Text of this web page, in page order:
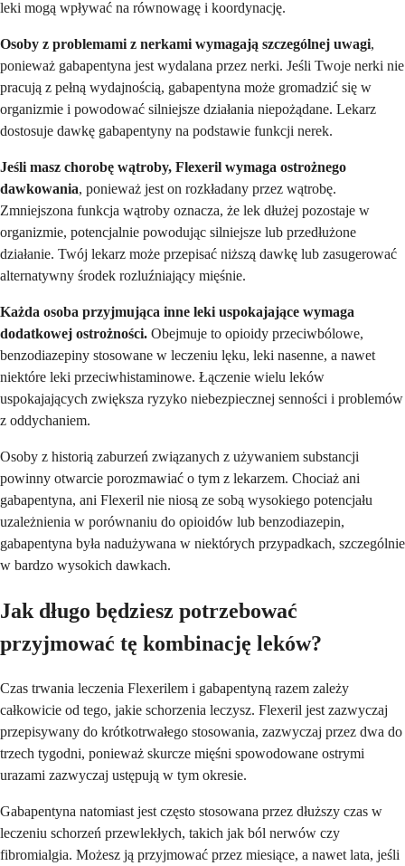
leki mogą wpływać na równowagę i koordynację.
Osoby z problemami z nerkami wymagają szczególnej uwagi,
ponieważ gabapentyna jest wydalana przez nerki. Jeśli Twoje nerki nie
pracują z pełną wydajnością, gabapentyna może gromadzić się w
organizmie i powodować silniejsze działania niepożądane. Lekarz
dostosuje dawkę gabapentyny na podstawie funkcji nerek.
Jeśli masz chorobę wątroby, Flexeril wymaga ostrożnego
dawkowania, ponieważ jest on rozkładany przez wątrobę.
Zmniejszona funkcja wątroby oznacza, że lek dłużej pozostaje w
organizmie, potencjalnie powodując silniejsze lub przedłużone
działanie. Twój lekarz może przepisać niższą dawkę lub zasugerować
alternatywny środek rozluźniający mięśnie.
Każda osoba przyjmująca inne leki uspokajające wymaga
dodatkowej ostrożności. Obejmuje to opioidy przeciwbólowe,
benzodiazepiny stosowane w leczeniu lęku, leki nasenne, a nawet
niektóre leki przeciwhistaminowe. Łączenie wielu leków
uspokajających zwiększa ryzyko niebezpiecznej senności i problemów
z oddychaniem.
Osoby z historią zaburzeń związanych z używaniem substancji
powinny otwarcie porozmawiać o tym z lekarzem. Chociaż ani
gabapentyna, ani Flexeril nie niosą ze sobą wysokiego potencjału
uzależnienia w porównaniu do opioidów lub benzodiazepin,
gabapentyna była nadużywana w niektórych przypadkach, szczególnie
w bardzo wysokich dawkach.
Jak długo będziesz potrzebować
przyjmować tę kombinację leków?
Czas trwania leczenia Flexerilem i gabapentyną razem zależy
całkowicie od tego, jakie schorzenia leczysz. Flexeril jest zazwyczaj
przepisywany do krótkotrwałego stosowania, zazwyczaj przez dwa do
trzech tygodni, ponieważ skurcze mięśni spowodowane ostrymi
urazami zazwyczaj ustępują w tym okresie.
Gabapentyna natomiast jest często stosowana przez dłuższy czas w
leczeniu schorzeń przewlekłych, takich jak ból nerwów czy
fibromialgia. Możesz ją przyjmować przez miesiące, a nawet lata, jeśli